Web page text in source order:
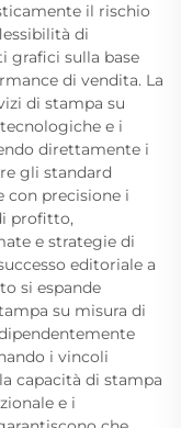
il rischio
di
grafici sulla base
di vendita. La
di stampa su
e i
direttamente i
gli standard
con precisione i
profitto,
e strategie di
editoriale a
si espande
su misura di
i vincoli
capacità di stampa
e i